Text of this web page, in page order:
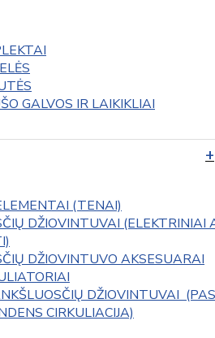
GALVOS IR LAIKIKLIAI
(TENAI)
DŽIOVINTUVAI (ELEKTRINIAI
DŽIOVINTUVO AKSESUARAI
DŽIOVINTUVAI
CIRKULIACIJA)